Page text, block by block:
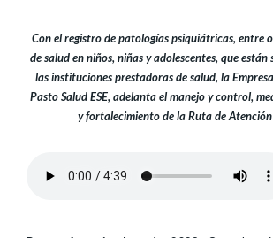
Con el registro de patologías psiquiátricas, entre
de salud en niños, niñas y adolescentes, que
las instituciones prestadoras de salud, la
Pasto Salud ESE, adelanta el manejo y control,
y fortalecimiento de la Ruta de Atención